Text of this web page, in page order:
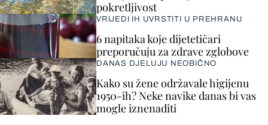
pokretljivost
VRIJEDI IH UVRSTITI U PREHRANU
6 napitaka koje dijetetičari
preporučuju za zdrave zglobove
DANAS DJELUJU NEOBIČNO
Kako su žene održavale higijenu
1950-ih? Neke navike danas bi vas
mogle iznenaditi